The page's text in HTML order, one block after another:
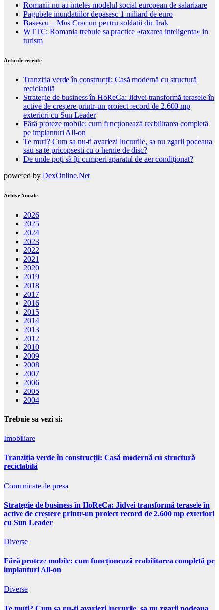
Romanii nu au inteles modelul social european de salarizare
Pagubele inundatiilor depasesc 1 miliard de euro
Basescu – Mos Craciun pentru soldatii din Irak
WTTC: Romania trebuie sa practice «taxarea inteligenta» in
turism
Articole recente
Tranziția verde în construcții: Casă modernă cu structură
reciclabilă
Strategie de business în HoReCa: Jidvei transformă terasele în
active de creștere printr-un proiect record de 2.600 mp
exteriori cu Sun Leader
Fără proteze mobile: cum funcționează reabilitarea completă
pe implanturi All-on
Te muti? Cum sa nu-ti avariezi lucrurile, sa nu zgarii podeaua
sau sa te pricopsesti cu o hernie de disc?
De unde poți să îți cumperi aparatul de aer condiționat?
powered by DexOnline.Net
Arhive Anuale
2026
2025
2024
2023
2022
2021
2020
2019
2018
2017
2016
2015
2014
2013
2012
2010
2009
2008
2007
2006
2005
2004
Trebuie sa vezi si:
Imobiliare
Tranziția verde în construcții: Casă modernă cu structură
reciclabilă
Comunicate de presa
Strategie de business în HoReCa: Jidvei transformă terasele în
active de creștere printr-un proiect record de 2.600 mp exteriori
cu Sun Leader
Diverse
Fără proteze mobile: cum funcționează reabilitarea completă pe
implanturi All-on
Diverse
Te muti? Cum sa nu-ti avariezi lucrurile, sa nu zgarii podeaua